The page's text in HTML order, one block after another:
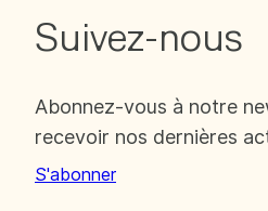
Suivez-nous
Abonnez-vous à notre
recevoir nos dernières
S'abonner